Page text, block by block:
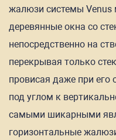
жалюзи системы Venus
деревянные окна со
непосредственно на
перекрывая только
провисая даже при его
под углом к
самыми шикарными
горизонтальные